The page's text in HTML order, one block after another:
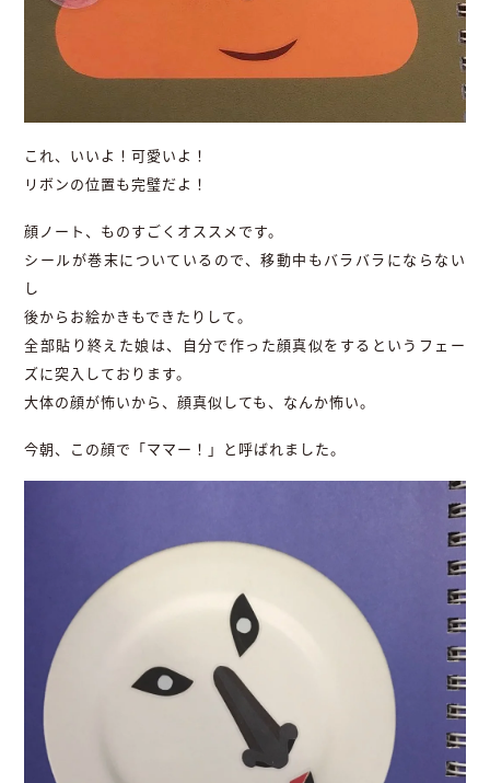
これ、いいよ！可愛いよ！
リボンの位置も完璧だよ！
顔ノート、ものすごくオススメです。
シールが巻末についているので、移動中もバラバラにならない
し
後からお絵かきもできたりして。
全部貼り終えた娘は、自分で作った顔真似をするというフェー
ズに突入しております。
大体の顔が怖いから、顔真似しても、なんか怖い。
今朝、この顔で「ママー！」と呼ばれました。